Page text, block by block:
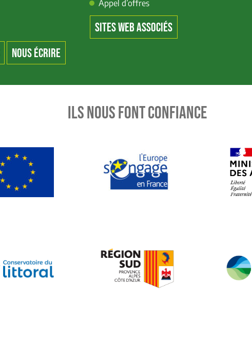
NOUS ÉCRIRE
Appel d’offres
SITES WEB ASSOCIÉS
ILS NOUS FONT CONFIANCE